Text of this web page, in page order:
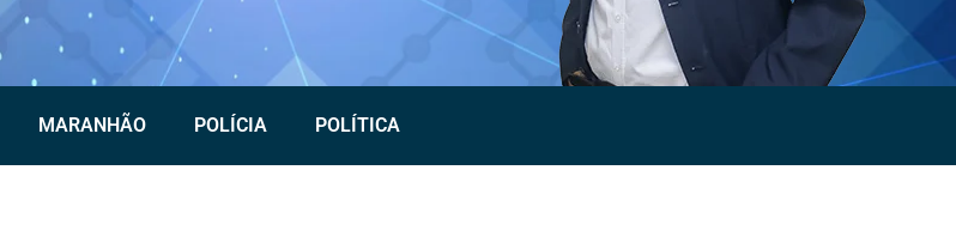
MARANHÃO POLÍCIA POLÍTICA